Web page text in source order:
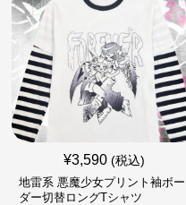
¥3,590 (税込)
地雷系 悪魔少女プリント袖ボー
ダー切替ロングTシャツ